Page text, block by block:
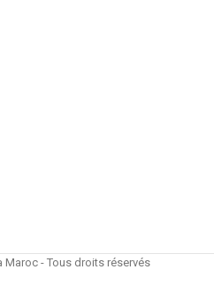
Maroc - Tous droits réservés